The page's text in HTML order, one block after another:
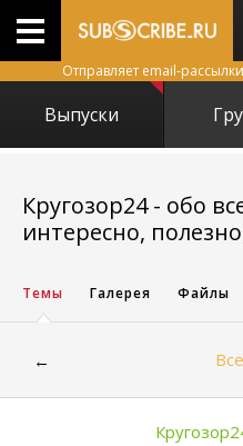
Отправляет email-
Выпуски
Кругозор24 - обо
интересно,
Темы Галерея Файлы
←